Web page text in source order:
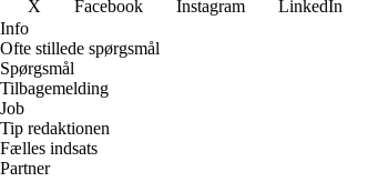
X
Facebook Instagram LinkedIn
Info
Ofte stillede spørgsmål
Spørgsmål
Tilbagemelding
Job
Tip redaktionen
Fælles indsats
Partner